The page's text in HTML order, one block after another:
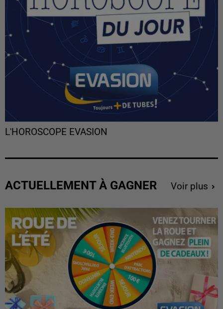
L'HOROSCOPE EVASION
ACTUELLEMENT À GAGNER Voir plus